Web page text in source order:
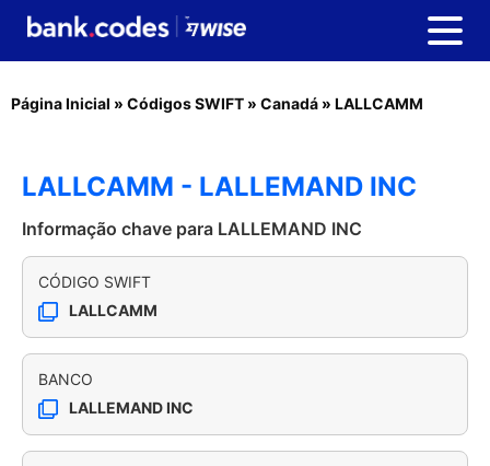
Página Inicial » Códigos SWIFT » Canadá » LALLCAMM
LALLCAMM - LALLEMAND INC
Informação chave para LALLEMAND INC
CÓDIGO SWIFT
LALLCAMM
BANCO
LALLEMAND INC